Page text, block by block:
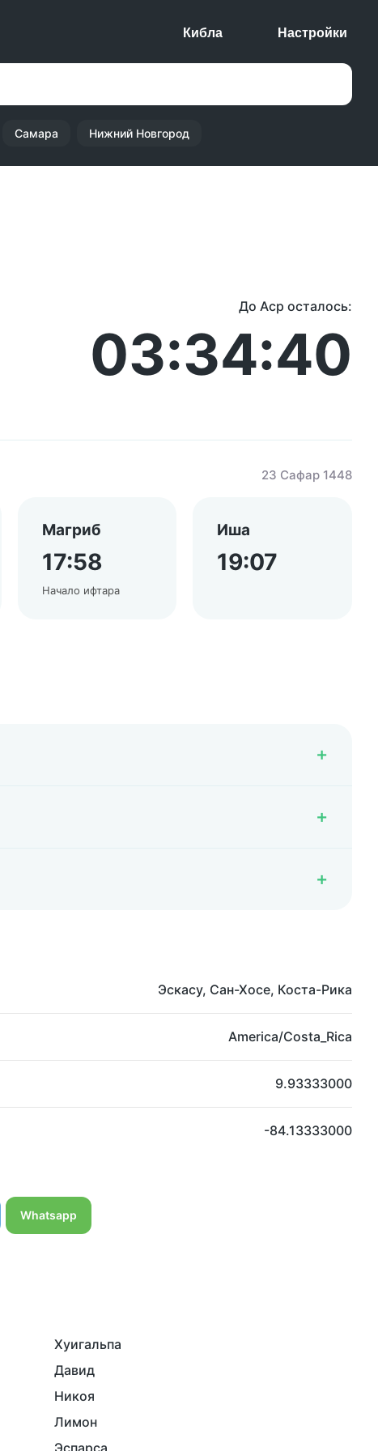
Кибла Настройки
Самара Нижний Новгород
До Аср осталось:
03:34:40
23 Сафар 1448
Магриб
17:58
Начало ифтара
Иша
19:07
Эскасу, Сан-Хосе, Коста-Рика
America/Costa_Rica
9.93333000
-84.13333000
Whatsapp
Хуигальпа
Давид
Никоя
Лимон
Эспарса